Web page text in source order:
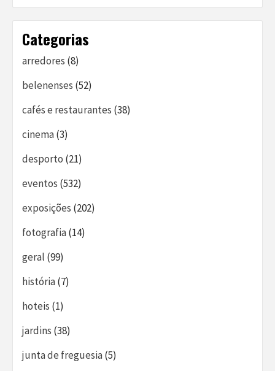
Categorias
arredores (8)
belenenses (52)
cafés e restaurantes (38)
cinema(3)
desporto (21)
eventos (532)
exposições (202)
fotografia(14)
geral (99)
história(7)
hoteis (1)
jardins (38)
junta de freguesia(5)